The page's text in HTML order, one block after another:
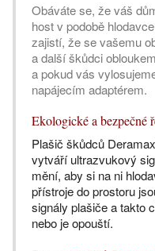
Obáváte se, že váš
host v podobě
zajistí, že se vašemu
a další škůdci
a pokud vás
napájecím adaptérem.
Ekologické a bezpečné
Plašič škůdců Deramax
vytváří ultrazvukový
mění, aby si na ni
přístroje do prostoru
signály plašiče a takto
nebo je opouští.